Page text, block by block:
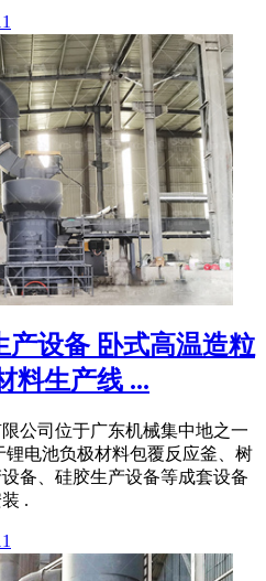
产设备 卧式高温造粒
料生产线 ...
公司位于广东机械集中地之一
锂电池负极材料包覆反应釜、树
备、硅胶生产设备等成套设备
.